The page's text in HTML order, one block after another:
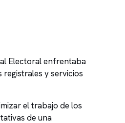
Electoral enfrentaba
y servicios
el trabajo de los
de una